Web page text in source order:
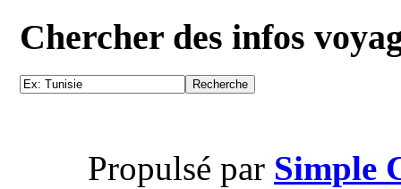
Chercher des infos
Propulsé par Simple